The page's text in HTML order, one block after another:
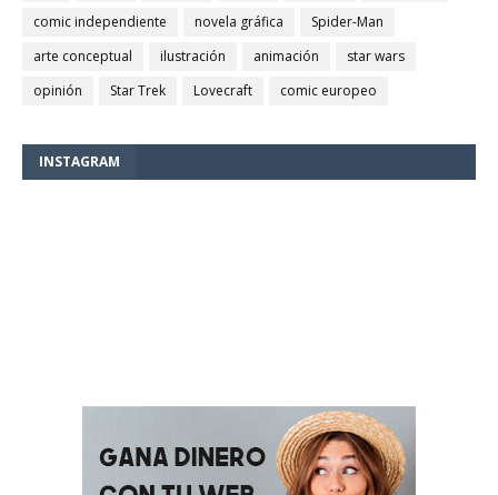
comic independiente
novela gráfica
Spider-Man
arte conceptual
ilustración animación
star wars
opinión
Star Trek Lovecraft comic europeo
INSTAGRAM